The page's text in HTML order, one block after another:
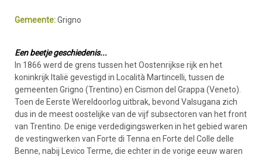
Gemeente:Grigno
Een beetje geschiedenis...
In 1866 werd de grens tussen het Oostenrijkse rijk en het
koninkrijk Italië gevestigd in Località Martincelli, tussen de
gemeenten Grigno (Trentino) en Cismon del Grappa (Veneto).
Toen de Eerste Wereldoorlog uitbrak, bevond Valsugana zich
dus in de meest oostelijke van de vijf subsectoren van het front
van Trentino. De enige verdedigingswerken in het gebied waren
de vestingwerken van Forte di Tenna en Forte del Colle delle
Benne, nabij Levico Terme, die echter in de vorige eeuw waren